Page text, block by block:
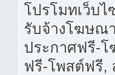
โปรโมทเว็บไ
รับจ้างโฆษณ
ประกาศฟรี-
ฟรี-โพสต์ฟรี,